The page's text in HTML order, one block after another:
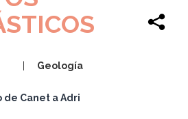
Geología
de Canet a Adri